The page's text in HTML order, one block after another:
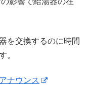
を交換するのに時間
。
ナウンス